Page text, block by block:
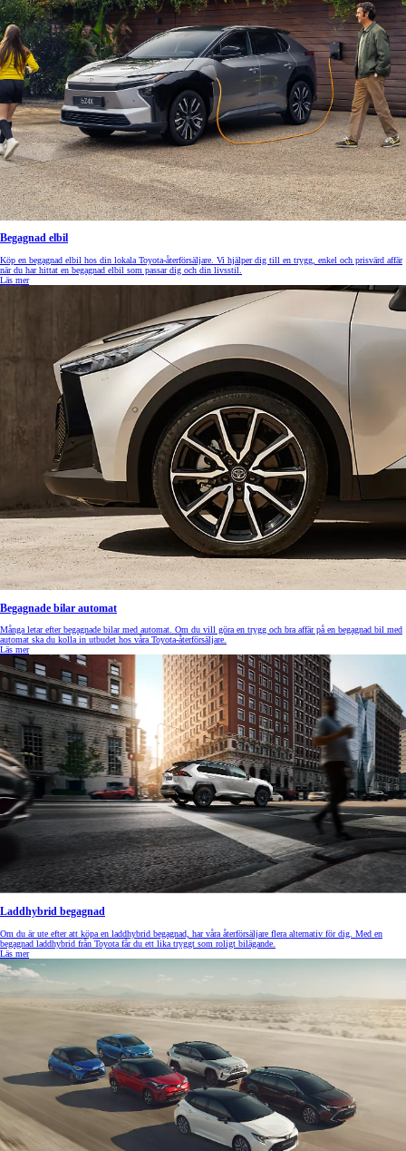
Begagnad elbil
Köp en begagnad elbil hos din lokala Toyota-återförsäljare. Vi hjälper dig till en trygg, enkel och prisvärd affär
när du har hittat en begagnad elbil som passar dig och din livsstil.
Läs mer
Begagnade bilar automat
Många letar efter begagnade bilar med automat. Om du vill göra en trygg och bra affär på en begagnad bil med
automat ska du kolla in utbudet hos våra Toyota-återförsäljare.
Läs mer
Laddhybrid begagnad
Om du är ute efter att köpa en laddhybrid begagnad, har våra återförsäljare flera alternativ för dig. Med en
begagnad laddhybrid från Toyota får du ett lika tryggt som roligt bilägande.
Läs mer